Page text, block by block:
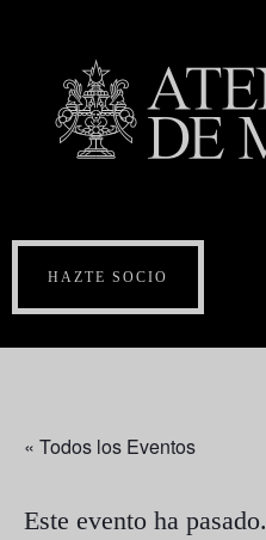
HAZTE SOCIO
« Todos los Eventos
Este evento ha pasado.